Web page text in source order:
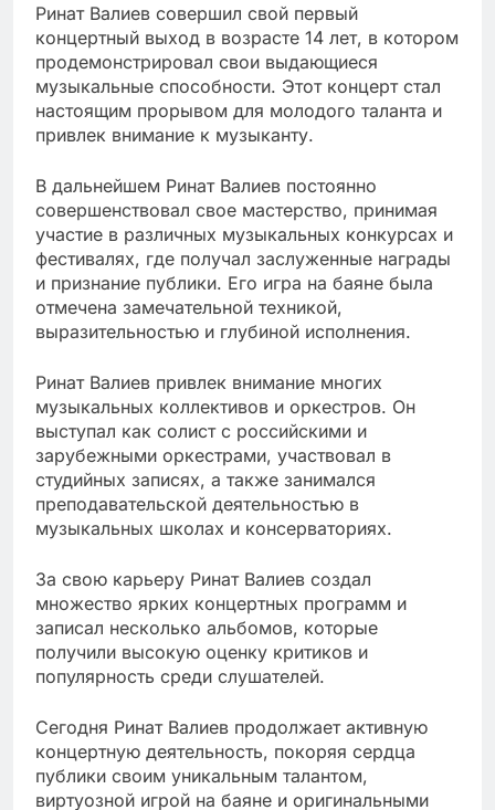
Ринат Валиев совершил свой первый
концертный выход в возрасте 14 лет, в котором
продемонстрировал свои выдающиеся
музыкальные способности. Этот концерт стал
настоящим прорывом для молодого таланта и
привлек внимание к музыканту.
В дальнейшем Ринат Валиев постоянно
совершенствовал свое мастерство, принимая
участие в различных музыкальных конкурсах и
фестивалях, где получал заслуженные награды
и признание публики. Его игра на баяне была
отмечена замечательной техникой,
выразительностью и глубиной исполнения.
Ринат Валиев привлек внимание многих
музыкальных коллективов и оркестров. Он
выступал как солист с российскими и
зарубежными оркестрами, участвовал в
студийных записях, а также занимался
преподавательской деятельностью в
музыкальных школах и консерваториях.
За свою карьеру Ринат Валиев создал
множество ярких концертных программ и
записал несколько альбомов, которые
получили высокую оценку критиков и
популярность среди слушателей.
Сегодня Ринат Валиев продолжает активную
концертную деятельность, покоряя сердца
публики своим уникальным талантом,
виртуозной игрой на баяне и оригинальными